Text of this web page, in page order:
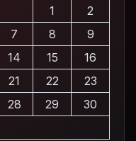
1
2
7 8
9
14 15
16
21 22
23
28 29
30